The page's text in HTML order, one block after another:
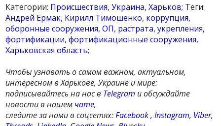
Категории: Происшествия,Украина,Харьков; Теги:
Андрей Ермак, Кирилл Тимошенко, коррупция,
оборонные сооружения,ОП, растрата,укрепления,
фортификации,фортификационные сооружения,
Харьковская область;
Чтобы узнавать о самом важном, актуальном,
интересном в Харькове, Украине и мире:
подписывайтесь на нас в Telegram и обсуждайте
новости в нашем чате,
следите за нами в соцсетях:Facebook,Instagram, Viber,